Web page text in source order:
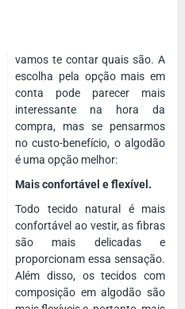
vamos te contar quais são. A
escolha pela opção mais em
conta pode parecer mais
interessante na hora da
compra, mas se pensarmos
no custo-benefício, o algodão
é uma opção melhor:
Mais confortável e flexível.
Todo tecido natural é mais
confortável ao vestir, as fibras
são mais delicadas e
proporcionam essa sensação.
Além disso, os tecidos com
composição em algodão são